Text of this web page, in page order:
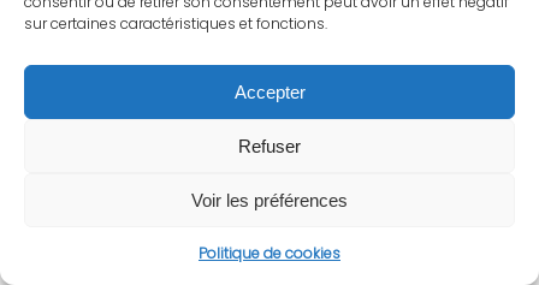
sur certaines caractéristiques et fonctions.
Accepter
Refuser
Voir les préférences
Politique de cookies